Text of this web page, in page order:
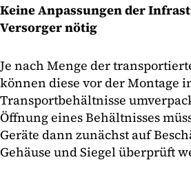
Keine Anpassungen der
Versorger nötig
Je nach Menge der
können diese vor der Montage
Transportbehältnisse
Öffnung eines Behältnisses
Geräte dann zunächst auf
Gehäuse und Siegel überprüft